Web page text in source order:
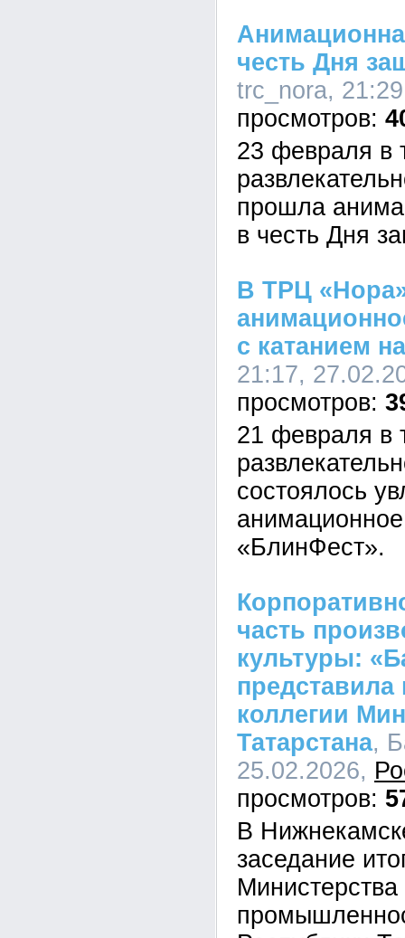
честь Дня
trc_nora,
23 февраля в
прошла
в честь Дня
В ТРЦ
с катанием
21:17,
21 февраля в
состоялось
«БлинФест».
часть
культуры:
представила
коллегии
Татарстана,
25.02.2026,
В
заседание
Министерства